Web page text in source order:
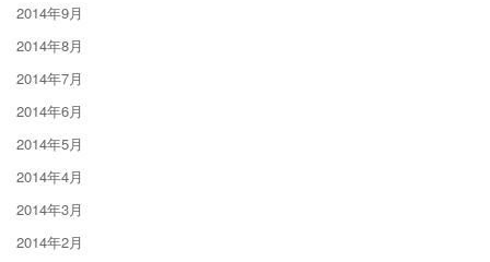
2014年9月
2014年8月
2014年7月
2014年6月
2014年5月
2014年4月
2014年3月
2014年2月